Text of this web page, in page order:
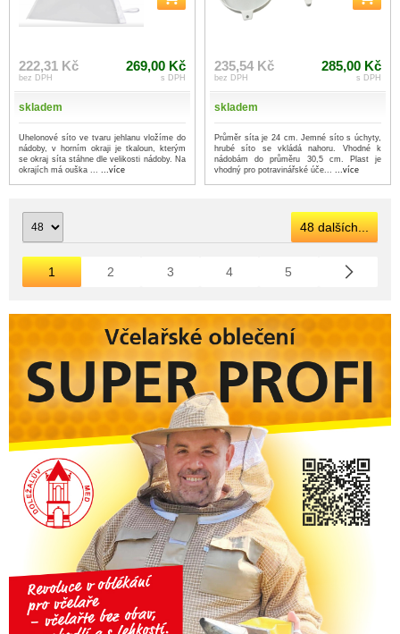
222,31 Kč
bez DPH
269,00 Kč
s DPH
skladem
Uhelonové síto ve tvaru jehlanu vložíme do
nádoby, v horním okraji je tkaloun, kterým
se okraj síta stáhne dle velikosti nádoby. Na
okrajích má ouška ... ...více
235,54 Kč
bez DPH
285,00 Kč
s DPH
skladem
Průměr síta je 24 cm. Jemné síto s úchyty,
hrubé síto se vkládá nahoru. Vhodné k
nádobám do průměru 30,5 cm. Plast je
vhodný pro potravinářské úče... ...více
48 dalších...
1 2 3 4 5